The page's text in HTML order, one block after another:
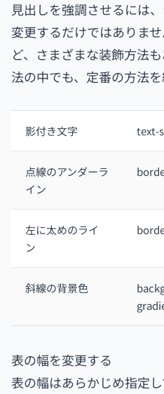
見出しを強調させるには
変更するだけではありま
ど、さまざまな装飾方法
法の中でも、定番の方法を
影付き文字 text-
点線のアンダーラ
イン
左に太めのライ
ン
斜線の背景色
表の幅を変更する
表の幅はあらかじめ指定